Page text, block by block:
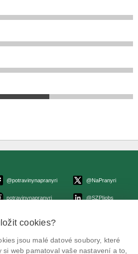
@potravinynapranyri
potravinynapranyri
@NaPranyri
@SZPIjobs
inspekce 2026.
cookies?
jsou malé datové soubory, které
web pamatoval vaše nastavení a to,